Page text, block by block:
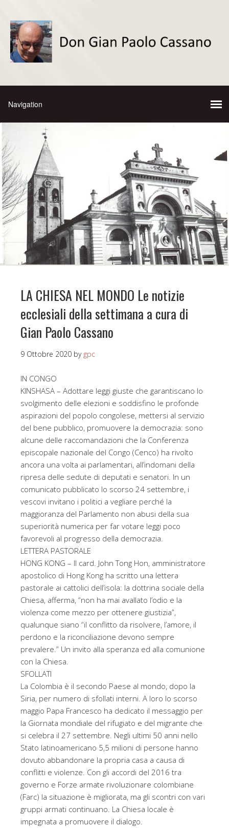
LA CHIESA NEL MONDO Le notizie
ecclesiali della settimana a cura di
Gian Paolo Cassano
9 Ottobre 2020 by gpc
IN CONGO
KINSHASA – Adottare leggi giuste che garantiscano lo
svolgimento delle elezioni e soddisfino le profonde
aspirazioni del popolo congolese, mettersi al servizio
del bene pubblico, promuovere la democrazia: sono
alcune delle raccomandazioni che la Conferenza
episcopale nazionale del Congo (Cenco) ha rivolto
ancora una volta ai parlamentari, all’indomani della
ripresa delle sedute di deputati e senatori. In un
comunicato pubblicato lo scorso 24 settembre, i
vescovi invitano i politici a vegliare perché la
maggioranza del Parlamento non abusi della sua
superiorità numerica per far votare leggi poco
favorevoli al progresso della democrazia.
LETTERA PASTORALE
HONG KONG – Il card. John Tong Hon, amministratore
apostolico di Hong Kong ha scritto una lettera
pastorale ai cattolici dell’isola: la dottrina sociale della
Chiesa, afferma, “non ha mai avallato l’odio e la
violenza come mezzo per ottenere giustizia”,
qualunque siano “il conflitto da risolvere, l’amore, il
perdono e la riconciliazione devono sempre
prevalere.” Un invito alla speranza ed alla comunione
con la Chiesa.
SFOLLATI
La Colombia è il secondo Paese al mondo, dopo la
Siria, per numero di sfollati interni. A loro lo scorso
maggio Papa Francesco ha dedicato il messaggio per
la Giornata mondiale del rifugiato e del migrante che
si celebra il 27 settembre. Negli ultimi 50 anni nello
Stato latinoamericano 5,5 milioni di persone hanno
dovuto abbandonare la propria casa a causa di
conflitti e violenze. Con gli accordi del 2016 tra
governo e Forze armate rivoluzionare colombiane
(Farc) la situazione è migliorata, ma gli scontri con vari
gruppi armati continuano. La Chiesa locale è
impegnata a promuovere il dialogo.